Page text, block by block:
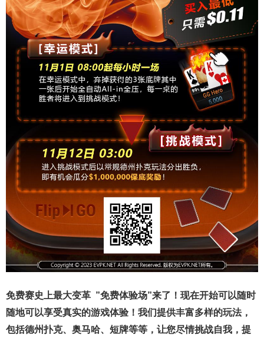
免费赛史上最大变革 ”免费体验场”来了！ 现在开始可以随时
随地可以享受真实的游戏体验！我们提供丰富多样的玩法，
包括德州扑克、奥马哈、短牌等等，让您尽情挑战自我，提